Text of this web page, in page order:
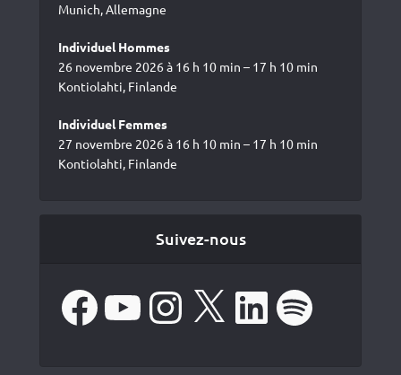
Munich, Allemagne
Individuel Hommes
26 novembre 2026 à 16 h 10 min – 17 h 10 min
Kontiolahti, Finlande
Individuel Femmes
27 novembre 2026 à 16 h 10 min – 17 h 10 min
Kontiolahti, Finlande
Suivez-nous
FacebookYouTube Instagram LinkedIn Spotify